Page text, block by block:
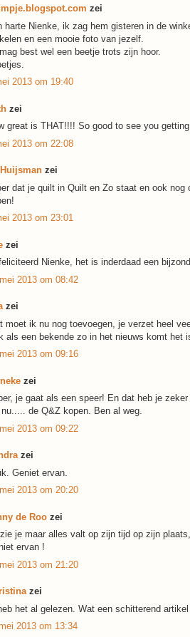
zei
harte Nienke, ik zag hem gisteren in de
en een mooie foto van jezelf.
best wel een beetje trots zijn hoor.
2013 om 19:40
zei
great is THAT!!!! So good to see you
2013 om 22:08
zei
dat je quilt in Quilt en Zo staat en ook
2013 om 23:01
zei
Nienke, het is inderdaad een
2013 om 08:42
zei
moet ik nu nog toevoegen, je verzet heel
als een bekende zo in het nieuws komt het
2013 om 09:16
zei
je gaat als een speer! En dat heb je
de Q&Z kopen. Ben al weg.
2013 om 09:22
zei
Geniet ervan.
2013 om 20:20
de Roo zei
je maar alles valt op zijn tijd op zijn
ervan !
2013 om 21:20
zei
het al gelezen. Wat een schitterend
2013 om 13:34